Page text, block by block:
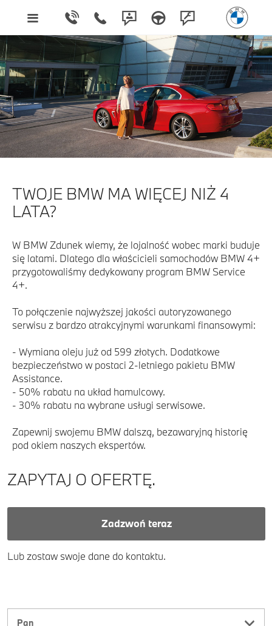
TWOJE BMW MA WIĘCEJ NIŻ 4
LATA?
W BMW Zdunek wiemy, że lojalność wobec marki buduje
się latami. Dlatego dla właścicieli samochodów BMW 4+
przygotowaliśmy dedykowany program BMW Service
4+.
To połączenie najwyższej jakości autoryzowanego
serwisu z bardzo atrakcyjnymi warunkami finansowymi:
- Wymiana oleju już od 599 złotych. Dodatkowe
bezpieczeństwo w postaci 2-letniego pakietu BMW
Assistance.
- 50% rabatu na układ hamulcowy.
- 30% rabatu na wybrane usługi serwisowe.
Zapewnij swojemu BMW dalszą, bezawaryjną historię
pod okiem naszych ekspertów.
ZAPYTAJ O OFERTĘ.
Zadzwoń teraz
Lub zostaw swoje dane do kontaktu.